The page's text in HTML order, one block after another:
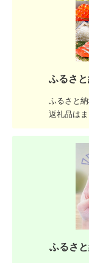
ふるさ
ふるさと
返礼品は
ふるさ